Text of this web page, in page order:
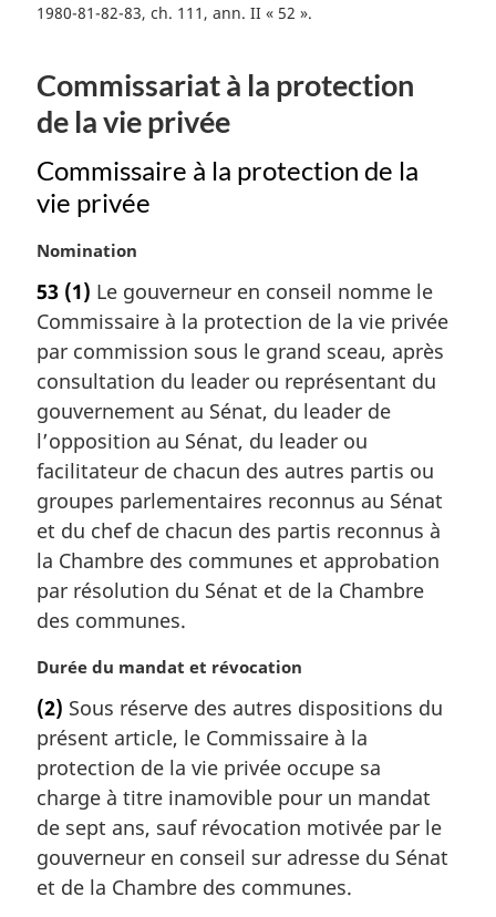
l
:
1980-81-82-83, ch. 111, ann. II « 52 »
Commissariat à la protection
de la vie privée
Commissaire à la protection de la
vie privée
N
t
e
m
a
g
i
n
a
l
e
:
Nomination
53 (1) Le gouverneur en conseil nomme le
Commissaire à la protection de la vie privée
par commission sous le grand sceau, après
consultation du leader ou représentant du
gouvernement au Sénat, du leader de
l’opposition au Sénat, du leader ou
facilitateur de chacun des autres partis ou
groupes parlementaires reconnus au Sénat
et du chef de chacun des partis reconnus à
la Chambre des communes et approbation
par résolution du Sénat et de la Chambre
des communes.
N
t
e
m
a
g
i
n
Durée du mandat et révocation
(2) Sous réserve des autres dispositions du
présent article, le Commissaire à la
protection de la vie privée occupe sa
charge à titre inamovible pour un mandat
de sept ans, sauf révocation motivée par le
gouverneur en conseil sur adresse du Sénat
et de la Chambre des communes.